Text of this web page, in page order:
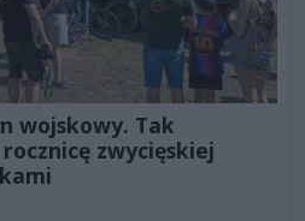
wojskowy. Tak
zwycięskiej